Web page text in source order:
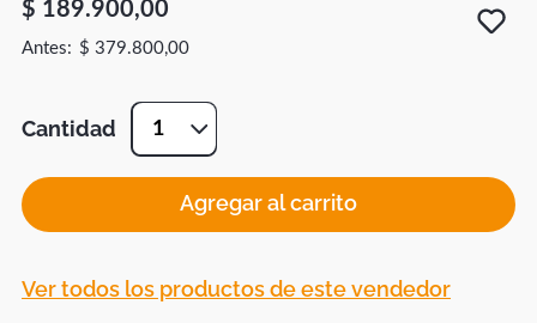
$ 189.900,00
$ 379.800,00
Cantidad 1
Agregar al carrito
Ver todos los productos de este vendedor